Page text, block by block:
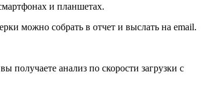
и планшетах.
можно собрать в отчет и выслать на email.
получаете анализ по скорости загрузки с